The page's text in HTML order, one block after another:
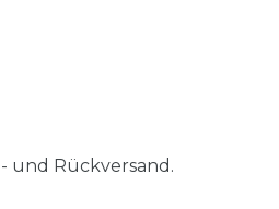
und Rückversand.